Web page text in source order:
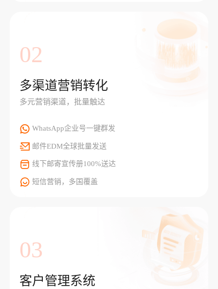
02
多渠道营销转化
多元营销渠道，批量触达
WhatsApp企业号一键群发
邮件EDM全球批量发送
线下邮寄宣传册100%送达
短信营销，多国覆盖
03
客户管理系统